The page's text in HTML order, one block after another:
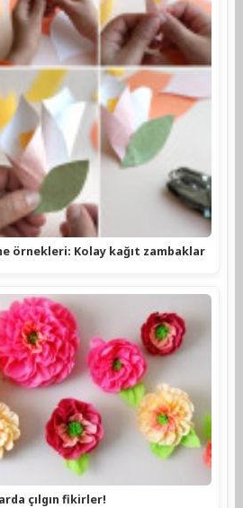
örnekleri: Kolay kağıt zambaklar
çılgın fikirler!